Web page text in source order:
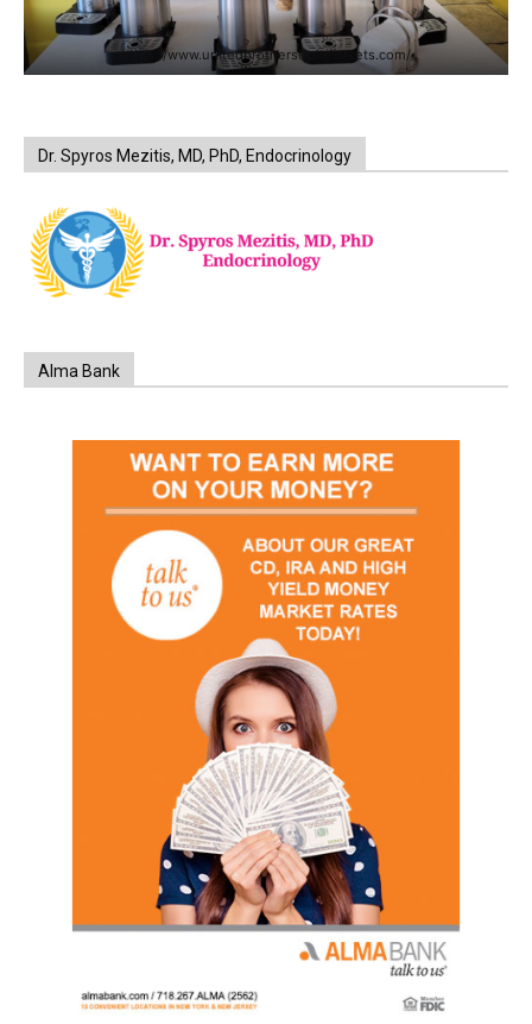
https://www.unitedbrothersfruitmarkets.com/
Dr. Spyros Mezitis, MD, PhD, Endocrinology
Alma Bank